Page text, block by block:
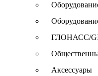
ГЛОНАСС/
Аксессуары